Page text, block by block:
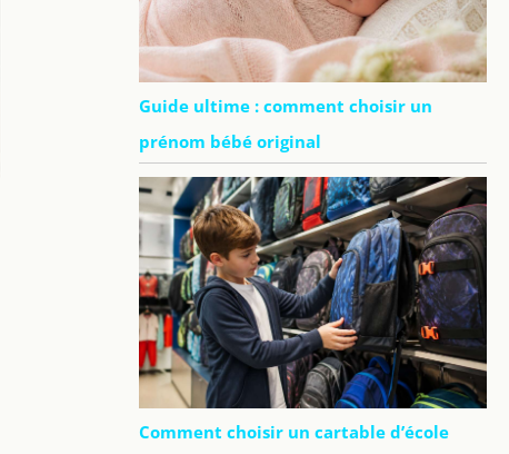
Guide ultime : comment choisir un
prénom bébé original
Comment choisir un cartable d’école